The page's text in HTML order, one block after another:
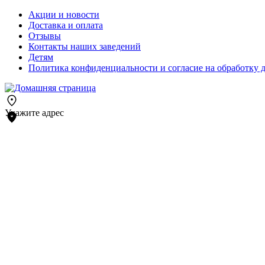
Акции и новости
Доставка и оплата
Отзывы
Контакты наших заведений
Детям
Политика конфиденциальности и согласие на обработку
Укажите адрес